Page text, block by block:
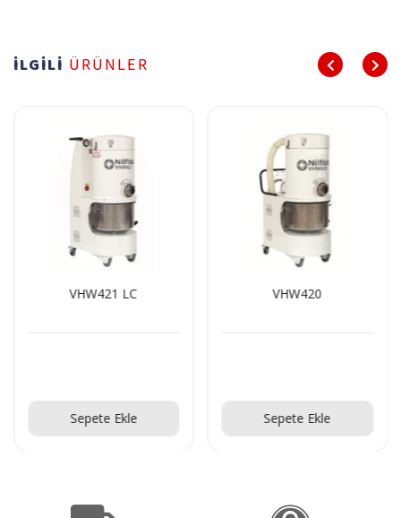
İLGİLİ ÜRÜNLER
VHW421 LC
Sepete Ekle
VHW420
Sepete Ekle